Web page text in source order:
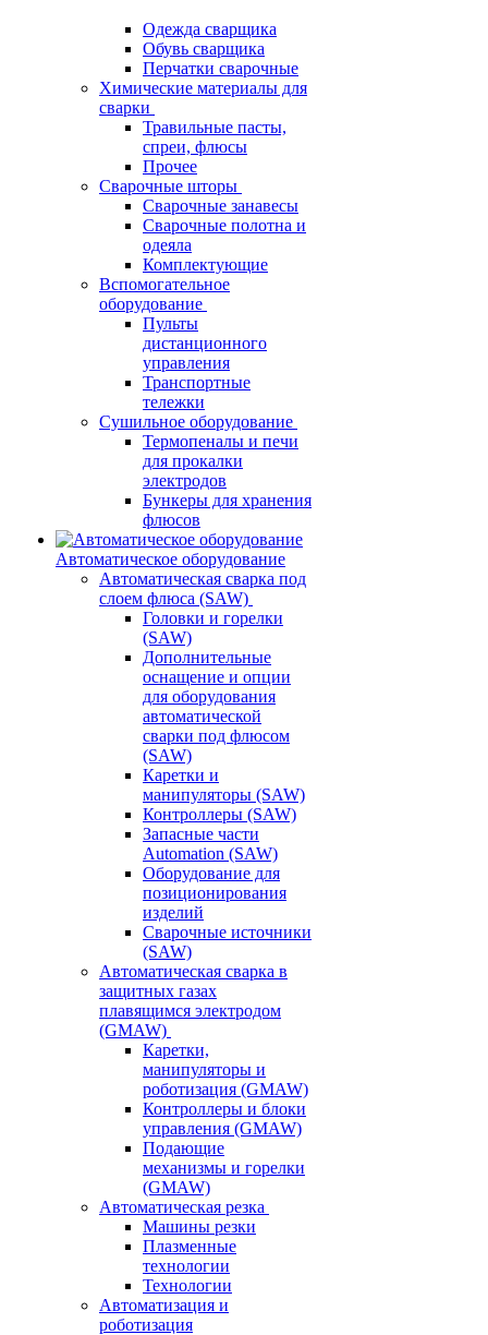
Одежда сварщика
Обувь сварщика
Перчатки сварочные
Химические материалы для
сварки
Травильные пасты,
спреи, флюсы
Прочее
Сварочные шторы
Сварочные занавесы
Сварочные полотна и
одеяла
Комплектующие
Вспомогательное
оборудование
Пульты
дистанционного
управления
Транспортные
тележки
Сушильное оборудование
Термопеналы и печи
для прокалки
электродов
Бункеры для хранения
флюсов
Автоматическое оборудование
Автоматическая сварка под
слоем флюса (SAW)
Головки и горелки
(SAW)
Дополнительные
оснащение и опции
для оборудования
автоматической
сварки под флюсом
(SAW)
Каретки и
манипуляторы (SAW)
Контроллеры (SAW)
Запасные части
Automation (SAW)
Оборудование для
позиционирования
изделий
Сварочные источники
(SAW)
Автоматическая сварка в
защитных газах
плавящимся электродом
(GMAW)
Каретки,
манипуляторы и
роботизация (GMAW)
Контроллеры и блоки
управления (GMAW)
Подающие
механизмы и горелки
(GMAW)
Автоматическая резка
Машины резки
Плазменные
технологии
Технологии
Автоматизация и
роботизация